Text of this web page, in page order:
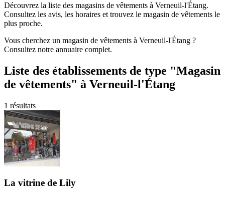
Découvrez la liste des magasins de vêtements à Verneuil-l'Étang.
Consultez les avis, les horaires et trouvez le magasin de vêtements le
plus proche.
Vous cherchez un magasin de vêtements à Verneuil-l'Étang ?
Consultez notre annuaire complet.
Liste des établissements de type "Magasin
de vêtements" à Verneuil-l'Étang
1 résultats
La vitrine de Lily